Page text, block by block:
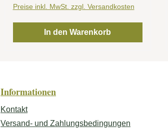
Preise inkl. MwSt. zzgl. Versandkosten
In den Warenkorb
Informationen
Kontakt
Versand- und Zahlungsbedingungen